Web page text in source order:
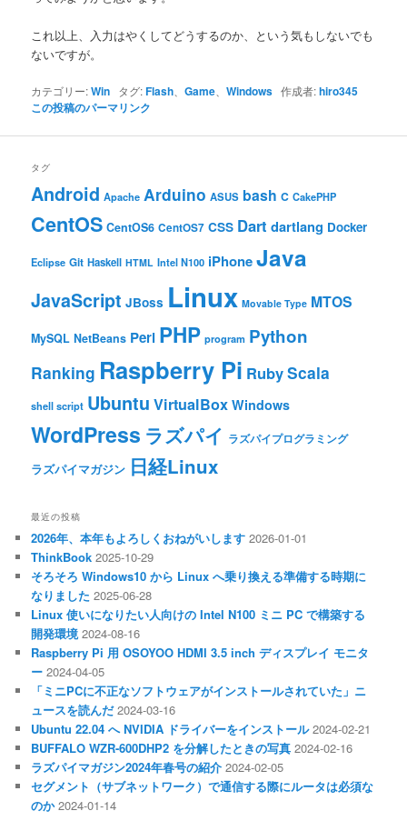
これ以上、入力はやくしてどうするのか、という気もしないでも
ないですが。
カテゴリー:Win タグ:Flash、Game、Windows 作成者:hiro345
この投稿のパーマリンク
タグ
Android Apache Arduino ASUS bash C CakePHP
CentOS CentOS6 CentOS7 CSS Dart dartlang Docker
Eclipse Git Haskell HTML Intel N100 iPhoneJava
JavaScript JBoss Linux Movable Type MTOS
MySQL NetBeans Perl PHP program Python
Ranking Raspberry Pi RubyScala
shell script Ubuntu VirtualBox Windows
WordPress ラズパイ ラズパイプログラミング
ラズパイマガジン 日経Linux
最近の投稿
2026年、本年もよろしくおねがいします 2026-01-01
ThinkBook 2025-10-29
そろそろ Windows10 から Linux へ乗り換える準備する時期に
なりました 2025-06-28
Linux 使いになりたい人向けの Intel N100 ミニ PC で構築する
開発環境 2024-08-16
Raspberry Pi 用 OSOYOO HDMI 3.5 inch ディスプレイ モニタ
ー 2024-04-05
「ミニPCに不正なソフトウェアがインストールされていた」ニ
ュースを読んだ 2024-03-16
Ubuntu 22.04 へ NVIDIA ドライバーをインストール 2024-02-21
BUFFALO WZR-600DHP2 を分解したときの写真 2024-02-16
ラズパイマガジン2024年春号の紹介 2024-02-05
セグメント（サブネットワーク）で通信する際にルータは必須な
のか 2024-01-14